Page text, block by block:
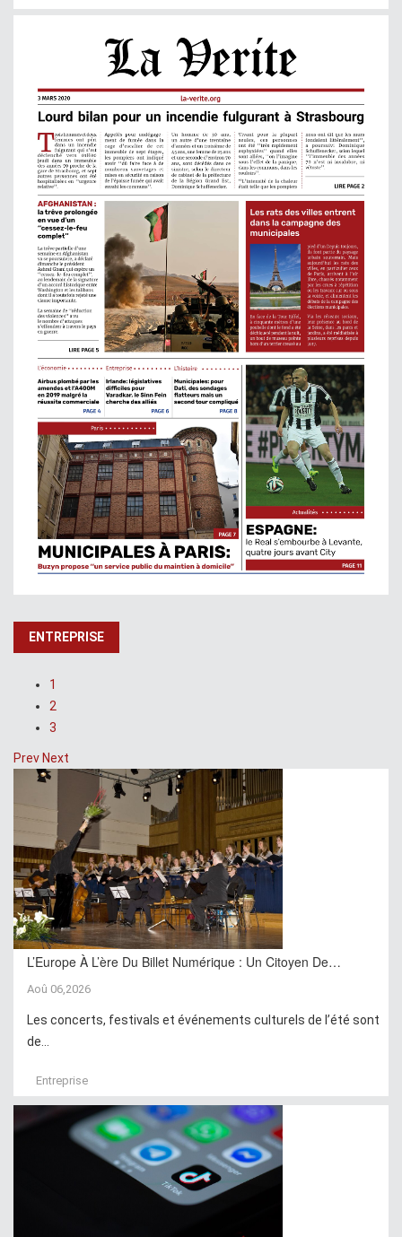
ENTREPRISE
1
2
3
Prev Next
L’Europe À L’ère Du Billet Numérique : Un Citoyen De…
Aoû 06,2026
Les concerts, festivals et événements culturels de l’été sont
de...
Entreprise